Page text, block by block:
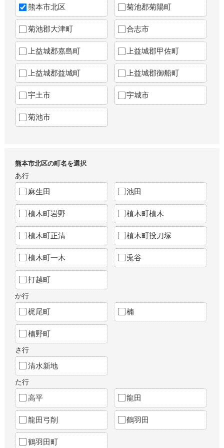
熊本市北区 菊池郡菊陽町
菊池郡大津町 合志市
上益城郡嘉島町 上益城郡甲佐町
上益城郡益城町 上益城郡御船町
宇土市 宇城市
菊池市
熊本市北区の町名を選択
あ行
麻生田 池田
植木町岩野 植木町植木
植木町正清 植木町投刀塚
植木町一木 兎谷
打越町
か行
梶尾町 楠
楠野町
さ行
清水新地
た行
高平 龍田
龍田弓削 鶴羽田
鶴羽田町